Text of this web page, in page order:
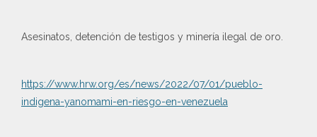
Asesinatos, detención de testigos y minería ilegal de oro.
https://www.hrw.org/es/news/2022/07/01/pueblo-
indigena-yanomami-en-riesgo-en-venezuela